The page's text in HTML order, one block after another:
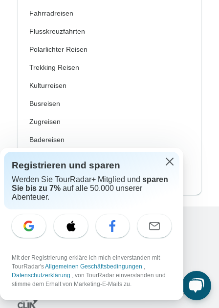
Fahrradreisen
Flusskreuzfahrten
Polarlichter Reisen
Trekking Reisen
Kulturreisen
Busreisen
Zugreisen
Badereisen
Private Rundreisen
Excellent
Assoziiert mit
Registrieren und sparen
Werden Sie TourRadar+ Mitglied und sparen
Sie bis zu 7% auf alle 50.000 unserer
Abenteuer.
Mit der Registrierung erkläre ich mich einverstanden mit
TourRadar'sAllgemeinen Geschäftsbedingungen ,
Datenschutzerklärung , von TourRadar einverstanden und
stimme dem Erhalt von Marketing-E-Mails zu.